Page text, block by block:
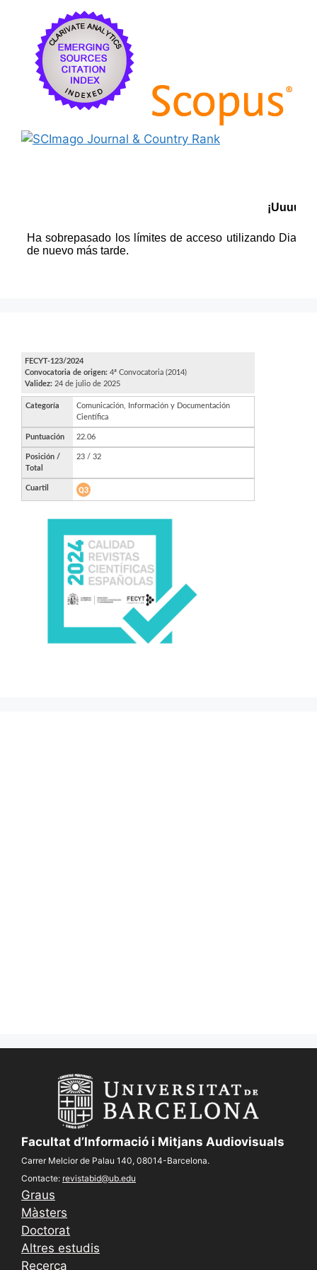
Facultat d’Informació i Mitjans Audiovisuals
Carrer Melcior de Palau 140, 08014-Barcelona.
Contacte: revistabid@ub.edu
Graus
Màsters
Doctorat
Altres estudis
Recerca